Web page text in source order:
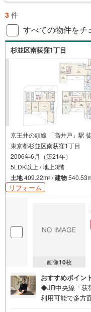
3 件
すべての物件をチ
杉並区南荻窪1丁目
京王井の頭線 「高井戸」駅
東京都杉並区南荻窪1丁目
2006年6月（築21年）
5LDK以上 / 地上3階
土地409.22m2 /建物
リフォーム
画像10枚
おすすめポイン
◆JR中央線「荻
利用可能で多方